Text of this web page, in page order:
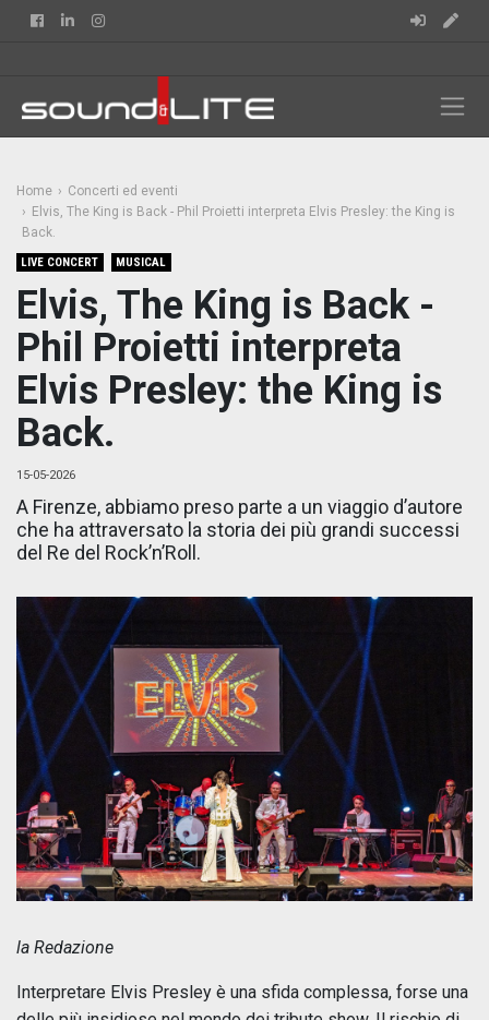
FacebookLinkedin
Home
Concerti ed eventi
Elvis, The King is Back - Phil Proietti interpreta Elvis Presley: the King is
Back.
LIVE CONCERT MUSICAL
Elvis, The King is Back -
Phil Proietti interpreta
Elvis Presley: the King is
Back.
15-05-2026
A Firenze, abbiamo preso parte a un viaggio d’autore
che ha attraversato la storia dei più grandi successi
del Re del Rock’n’Roll.
la Redazione
Interpretare Elvis Presley è una sfida complessa, forse una